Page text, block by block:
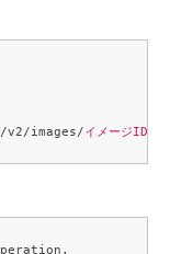
images/イメージID